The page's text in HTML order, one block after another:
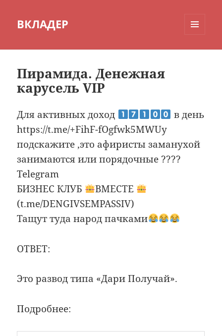
ВКЛАДЕР
Пирамида. Денежная
карусель VIP
Для активных доход
в день
https://t.me/+FihF-fOgfwk5MWUy
подскажите ,это афиристы заманухой
занимаются или порядочные ????
Telegram
БИЗНЕС КЛУБ
ВМЕСТЕ
(t.me/DENGIVSEMPASSIV)
Тащут туда народ пачками
ОТВЕТ:
Это развод типа «Дари Получай».
Подробнее: